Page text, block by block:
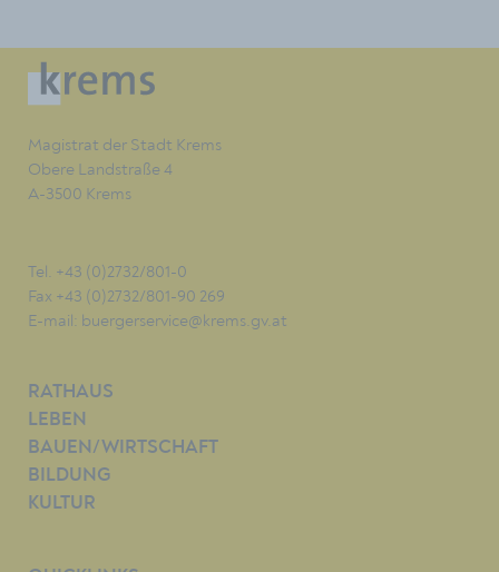
Magistrat der Stadt Krems
Obere Landstraße 4
A-3500 Krems
Tel. +43 (0)2732/801-0
Fax +43 (0)2732/801-90 269
E-mail: buergerservice@krems.gv.at
RATHAUS
LEBEN
BAUEN/WIRTSCHAFT
BILDUNG
KULTUR